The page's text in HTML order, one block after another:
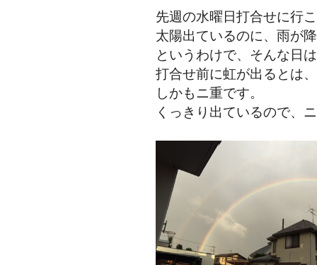
先週の水曜日打合せに行
太陽出ているのに、雨が
というわけで、そんな日
打合せ前に虹が出るとは
しかもニ重です。
くっきり出ているので、